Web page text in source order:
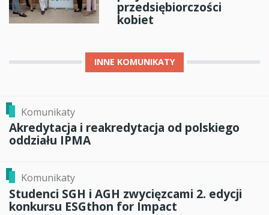
przedsiębiorczości
kobiet
INNE KOMUNIKATY
Komunikaty
Akredytacja i reakredytacja od polskiego
oddziału IPMA
Komunikaty
Studenci SGH i AGH zwycięzcami 2. edycji
konkursu ESGthon for Impact